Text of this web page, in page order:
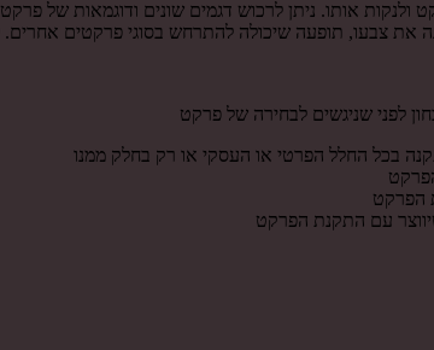
ולנקות אותו. ניתן לרכוש דגמים שונים ודוגמאות של
צבעו, תופעה שיכולה להתרחש בסוגי פרקטים אחרים.
לפני שניגשים לבחירה של פרקט
בכל החלל הפרטי או העסקי או רק בחלק ממנו
הפרקט
עם התקנת הפרקט